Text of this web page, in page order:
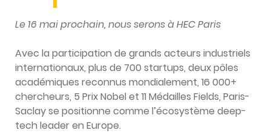
Le 16 mai prochain, nous serons à HEC Paris
Avec la participation de grands acteurs industriels
internationaux, plus de 700 startups, deux pôles
académiques reconnus mondialement, 16 000+
chercheurs, 5 Prix Nobel et 11 Médailles Fields, Paris-
Saclay se positionne comme l’écosystème deep-
tech leader en Europe.